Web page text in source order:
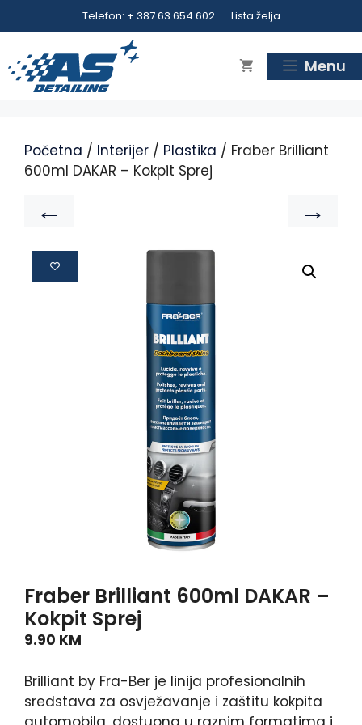
Telefon: + 387 63 654 602 Lista želja
Menu
Početna / Interijer / Plastika / Fraber Brilliant
600ml DAKAR – Kokpit Sprej
← →
Fraber Brilliant 600ml DAKAR –
Kokpit Sprej
9.90 KM
Brilliant by Fra-Ber je linija profesionalnih
sredstava za osvježavanje i zaštitu kokpita